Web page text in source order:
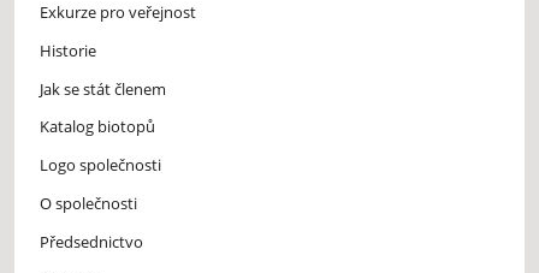
Exkurze pro veřejnost
Historie
Jak se stát členem
Katalog biotopů
Logo společnosti
O společnosti
Předsednictvo